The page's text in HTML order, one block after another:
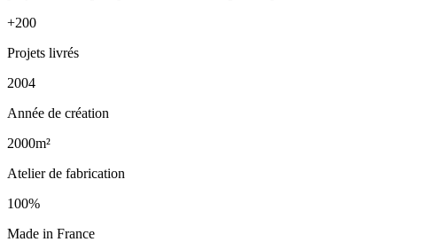
+200
Projets livrés
2004
Année de création
2000m²
Atelier de fabrication
100%
Made in France